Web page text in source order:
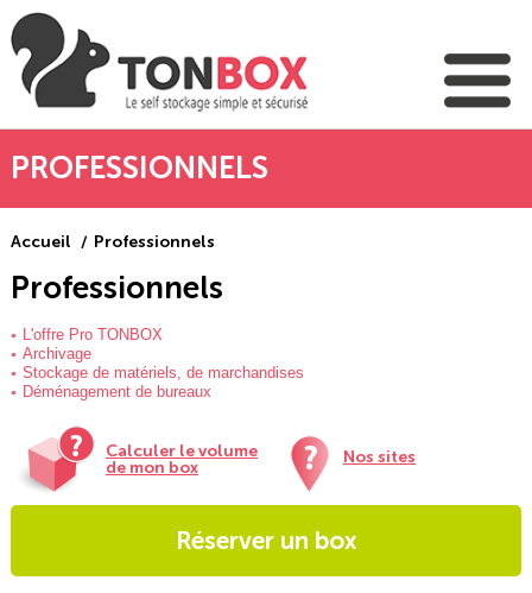
PROFESSIONNELS
Accueil Professionnels
Professionnels
L'offre Pro TONBOX
Archivage
Stockage de matériels, de marchandises
Déménagement de bureaux
Calculer le volume
de mon box
Nos sites
Réserver un box